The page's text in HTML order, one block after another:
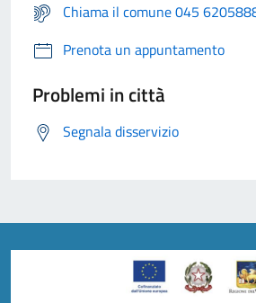
Chiama il comune 045
Prenota un appuntamento
Problemi in città
Segnala disservizio